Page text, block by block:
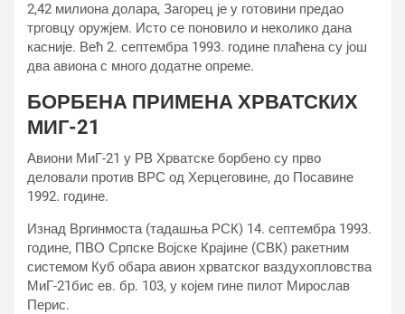
2,42 милиона долара, Загорец је у готовини предао
трговцу оружјем. Исто се поновило и неколико дана
касније. Већ 2. септембра 1993. године плаћена су још
два авиона с много додатне опреме.
БОРБЕНА ПРИМЕНА ХРВАТСКИХ
МИГ-21
Авиони МиГ-21 у РВ Хрватске борбено су прво
деловали против ВРС од Херцеговине, до Посавине
1992. године.
Изнад Вргинмоста (тадашња РСК) 14. септембра 1993.
године, ПВО Српске Војске Крајине (СВК) ракетним
системом Куб обара авион хрватског ваздухопловства
МиГ-21бис ев. бр. 103, у којем гине пилот Мирослав
Перис.